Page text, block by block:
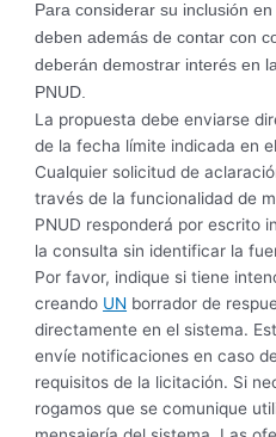
Para considerar su inclusión
deben además de contar con
deberán demostrar interés en
PNUD.
La propuesta debe enviarse
de la fecha límite indicada en
Cualquier solicitud de
través de la funcionalidad de
PNUD responderá por escrito
la consulta sin identificar la
Por favor, indique si tiene
creando UN borrador de
directamente en el sistema.
envíe notificaciones en caso
requisitos de la licitación. Si
rogamos que se comunique